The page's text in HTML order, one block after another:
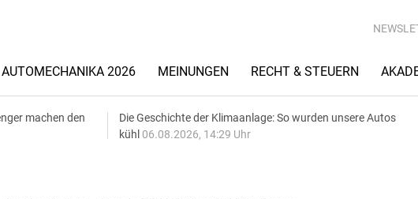
AUTOMECHANIKA 2026 MEINUNGEN RECHT & STEUERN
machen den
Die Geschichte der Klimaanlage: So wurden unsere Autos
kühl 06.08.2026, 14:29 Uhr